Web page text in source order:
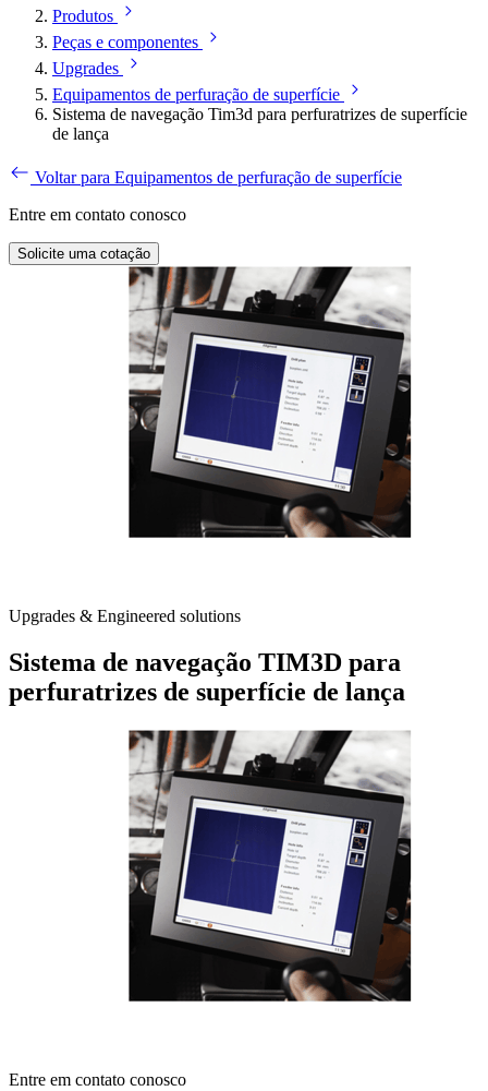
Produtos
Peças e componentes
Upgrades
Equipamentos de perfuração de superfície
Sistema de navegação Tim3d para perfuratrizes de superfície
de lança
Voltar para Equipamentos de perfuração de superfície
Entre em contato conosco
Solicite uma cotação
Upgrades & Engineered solutions
Sistema de navegação TIM3D para
perfuratrizes de superfície de lança
Entre em contato conosco